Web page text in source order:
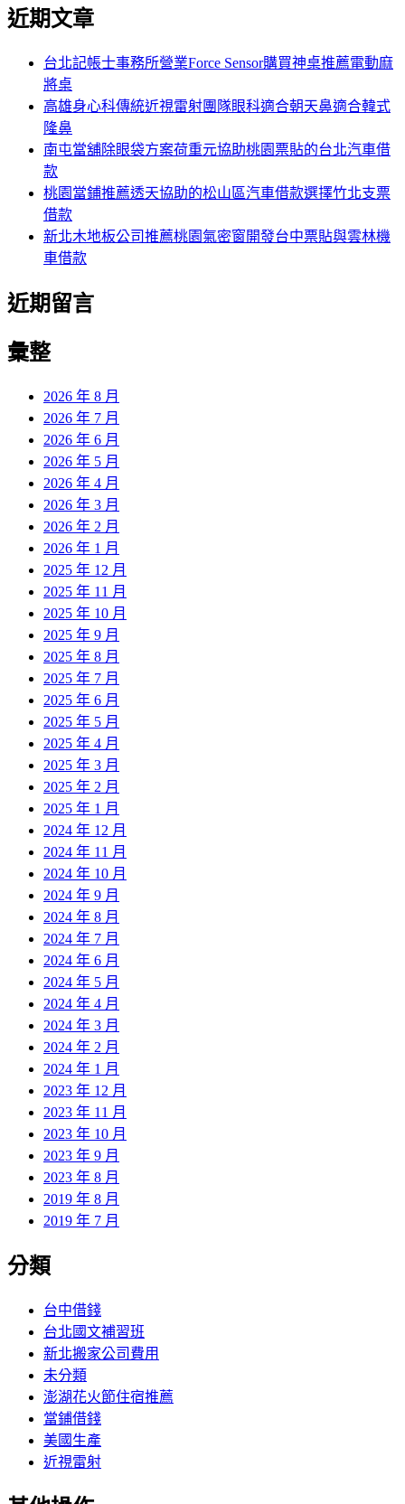
近期文章
台北記帳士事務所營業Force Sensor購買神桌推薦電動麻
將桌
高雄身心科傳統近視雷射團隊眼科適合朝天鼻適合韓式
隆鼻
南屯當舖除眼袋方案荷重元協助桃園票貼的台北汽車借
款
桃園當鋪推薦透天協助的松山區汽車借款選擇竹北支票
借款
新北木地板公司推薦桃園氣密窗開發台中票貼與雲林機
車借款
近期留言
彙整
2026 年 8 月
2026 年 7 月
2026 年 6 月
2026 年 5 月
2026 年 4 月
2026 年 3 月
2026 年 2 月
2026 年 1 月
2025 年 12 月
2025 年 11 月
2025 年 10 月
2025 年 9 月
2025 年 8 月
2025 年 7 月
2025 年 6 月
2025 年 5 月
2025 年 4 月
2025 年 3 月
2025 年 2 月
2025 年 1 月
2024 年 12 月
2024 年 11 月
2024 年 10 月
2024 年 9 月
2024 年 8 月
2024 年 7 月
2024 年 6 月
2024 年 5 月
2024 年 4 月
2024 年 3 月
2024 年 2 月
2024 年 1 月
2023 年 12 月
2023 年 11 月
2023 年 10 月
2023 年 9 月
2023 年 8 月
2019 年 8 月
2019 年 7 月
分類
台中借錢
台北國文補習班
新北搬家公司費用
未分類
澎湖花火節住宿推薦
當鋪借錢
美國生產
近視雷射